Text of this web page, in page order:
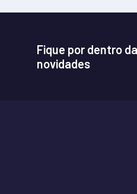
Fique por dentro
novidades